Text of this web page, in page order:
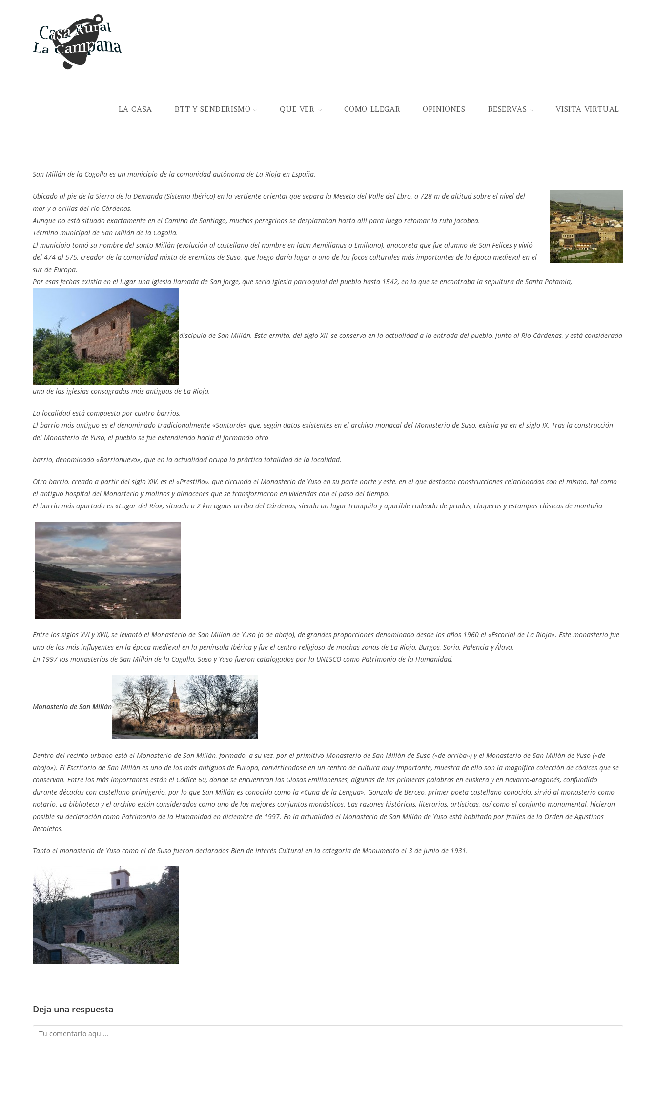
LA CASA BTT Y SENDERISMO QUE VER COMO LLEGAR OPINIONES RESERVAS VISITA VIRTUAL
San Millán de la Cogolla es un municipio de la comunidad autónoma de La Rioja en España.
Ubicado al pie de la Sierra de la Demanda (Sistema Ibérico) en la vertiente oriental que separa la Meseta del Valle del Ebro, a 728 m de altitud sobre el nivel del
mar y a orillas del río Cárdenas.
Aunque no está situado exactamente en el Camino de Santiago, muchos peregrinos se desplazaban hasta allí para luego retomar la ruta jacobea.
Término municipal de San Millán de la Cogolla.
El municipio tomó su nombre del santo Millán (evolución al castellano del nombre en latín Aemilianus o Emiliano), anacoreta que fue alumno de San Felices y vivió
del 474 al 575, creador de la comunidad mixta de eremitas de Suso, que luego daría lugar a uno de los focos culturales más importantes de la época medieval en el
sur de Europa.
Por esas fechas existía en el lugar una iglesia llamada de San Jorge, que sería iglesia parroquial del pueblo hasta 1542, en la que se encontraba la sepultura de Santa Potamia,
discípula de San Millán. Esta ermita, del siglo XII, se conserva en la actualidad a la entrada del pueblo, junto al Río Cárdenas, y está considerada
una de las iglesias consagradas más antiguas de La Rioja.
La localidad está compuesta por cuatro barrios.
El barrio más antiguo es el denominado tradicionalmente «Santurde» que, según datos existentes en el archivo monacal del Monasterio de Suso, existía ya en el siglo IX. Tras la construcción
del Monasterio de Yuso, el pueblo se fue extendiendo hacia él formando otro
barrio, denominado «Barrionuevo», que en la actualidad ocupa la práctica totalidad de la localidad.
Otro barrio, creado a partir del siglo XIV, es el «Prestiño», que circunda el Monasterio de Yuso en su parte norte y este, en el que destacan construcciones relacionadas con el mismo, tal como
el antiguo hospital del Monasterio y molinos y almacenes que se transformaron en viviendas con el paso del tiempo.
El barrio más apartado es «Lugar del Río», situado a 2 km aguas arriba del Cárdenas, siendo un lugar tranquilo y apacible rodeado de prados, choperas y estampas clásicas de montaña
.
Entre los siglos XVI y XVII, se levantó el Monasterio de San Millán de Yuso (o de abajo), de grandes proporciones denominado desde los años 1960 el «Escorial de La Rioja». Este monasterio fue
uno de los más influyentes en la época medieval en la península Ibérica y fue el centro religioso de muchas zonas de La Rioja, Burgos, Soria, Palencia y Álava.
En 1997 los monasterios de San Millán de la Cogolla, Suso y Yuso fueron catalogados por la UNESCO como Patrimonio de la Humanidad.
Monasterio de San Millán
Dentro del recinto urbano está el Monasterio de San Millán, formado, a su vez, por el primitivo Monasterio de San Millán de Suso («de arriba») y el Monasterio de San Millán de Yuso («de
abajo»). El Escritorio de San Millán es uno de los más antiguos de Europa, convirtiéndose en un centro de cultura muy importante, muestra de ello son la magnífica colección de códices que se
conservan. Entre los más importantes están el Códice 60, donde se encuentran las Glosas Emilianenses, algunas de las primeras palabras en euskera y en navarro-aragonés, confundido
durante décadas con castellano primigenio, por lo que San Millán es conocida como la «Cuna de la Lengua». Gonzalo de Berceo, primer poeta castellano conocido, sirvió al monasterio como
notario. La biblioteca y el archivo están considerados como uno de los mejores conjuntos monásticos. Las razones históricas, literarias, artísticas, así como el conjunto monumental, hicieron
posible su declaración como Patrimonio de la Humanidad en diciembre de 1997. En la actualidad el Monasterio de San Millán de Yuso está habitado por frailes de la Orden de Agustinos
Recoletos.
Tanto el monasterio de Yuso como el de Suso fueron declarados Bien de Interés Cultural en la categoría de Monumento el 3 de junio de 1931.
Deja una respuesta
Comentario